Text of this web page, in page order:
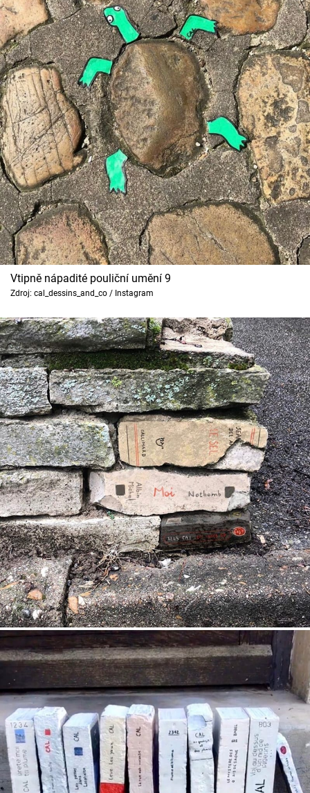
Vtipně nápadité pouliční umění 9
Zdroj: cal_dessins_and_co / Instagram